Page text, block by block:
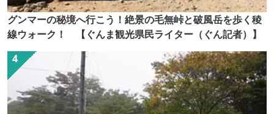
グンマーの秘境へ行こう！絶景の毛無峠と破風岳を歩く稜
線ウォーク！ 【ぐんま観光県民ライター（ぐん記者）】